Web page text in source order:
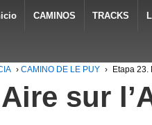
CAMINOS TRACKS
› CAMINO DE LE PUY › Etapa 23.
sur